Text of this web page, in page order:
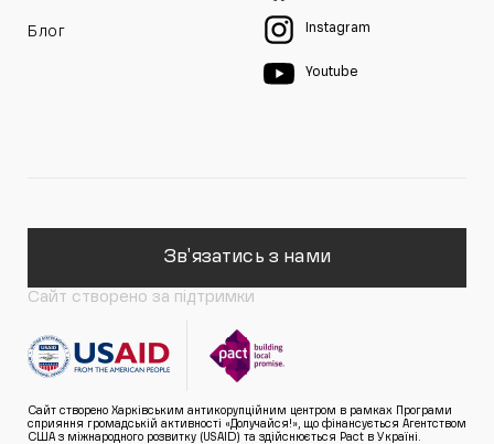
Блог Instagram
Youtube
Зв'язатись з нами
Сайт створено за підтримки
Сайт створено Харківським антикорупційним центром в рамках Програми
сприяння громадській активності «Долучайся!», що фінансується Агентством
США з міжнародного розвитку (USAID) та здійснюється Pact в Україні.